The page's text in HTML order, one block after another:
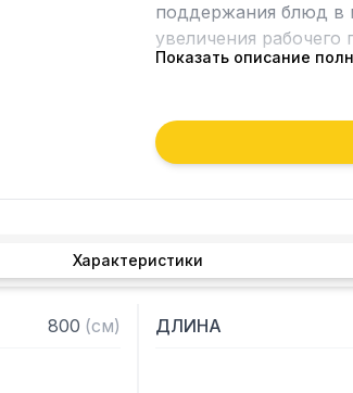
поддержания блюд в
увеличения рабочего
— Настольная
— Верхний уровень
— Полки из
— Разборная
Показать описание
Характеристики
800 (см) ДЛИНА